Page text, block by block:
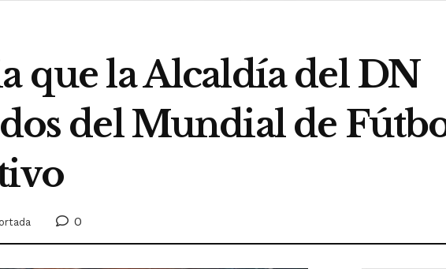
que la Alcaldía del DN
del Mundial de
0